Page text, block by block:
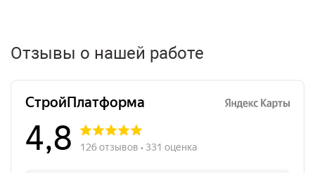
Отзывы о нашей работе